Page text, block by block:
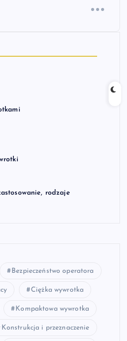
rodzaje
Bezpieczeństwo operatora
Ciężka wywrotka
Kompaktowa wywrotka
Konstrukcja i przeznaczenie